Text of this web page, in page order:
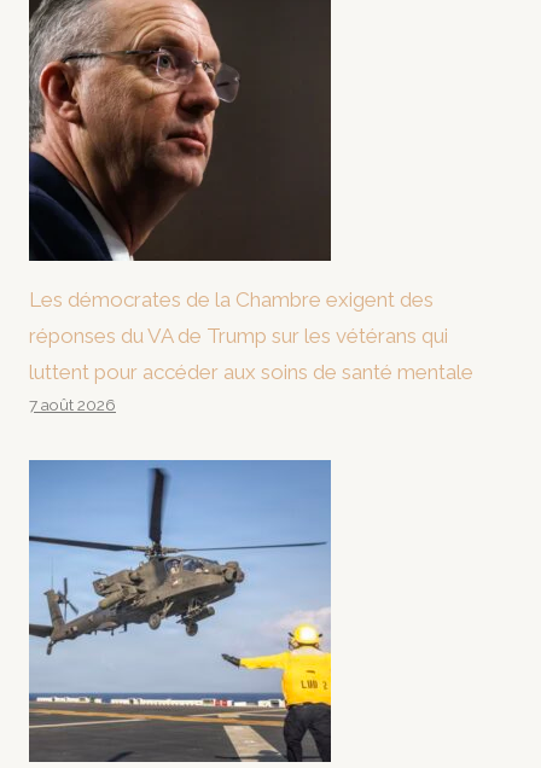
Les démocrates de la Chambre exigent des
réponses du VA de Trump sur les vétérans qui
luttent pour accéder aux soins de santé mentale
7 août 2026